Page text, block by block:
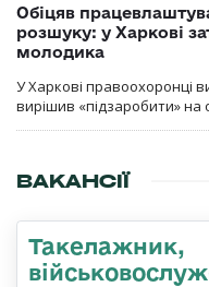
Обіцяв
розшуку: у Харкові
молодика
У Харкові правоохоронці
вирішив «підзаробити» на
ВАКАНСІЇ
Такелажник,